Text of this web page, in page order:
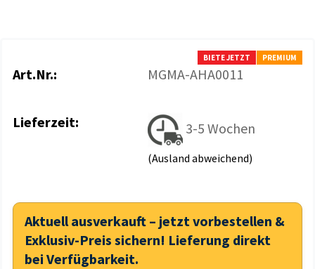
BIETE JETZT PREMIUM
Art.Nr.: MGMA-AHA0011
Lieferzeit: 3-5 Wochen
(Ausland abweichend)
Aktuell ausverkauft – jetzt vorbestellen &
Exklusiv-Preis sichern! Lieferung direkt
bei Verfügbarkeit.